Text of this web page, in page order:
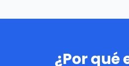
¿Por qué